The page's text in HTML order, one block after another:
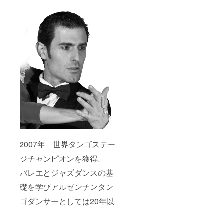
2007年 世界タンゴステー
ジチャンピオンを獲得。
バレエとジャズダンスの基
礎を学びアルゼンチンタン
ゴダンサーとしては20年以